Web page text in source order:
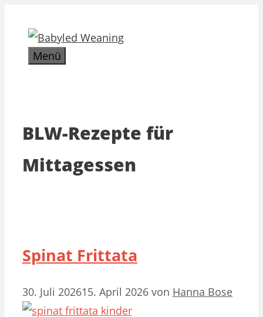
Inhalt
springenMenü
BLW-Rezepte für
Mittagessen
Spinat Frittata
30. Juli 202615. April 2026 von Hanna Bose